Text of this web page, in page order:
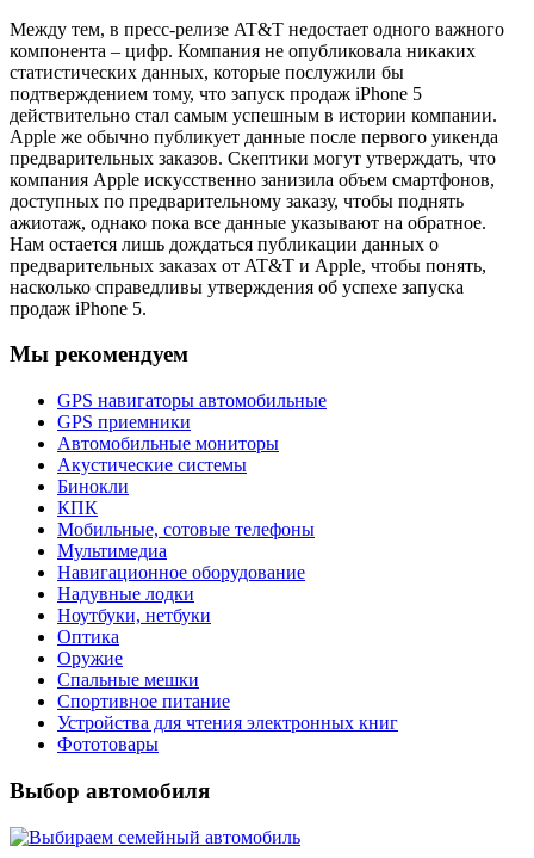
Между тем, в пресс-релизе AT&T недостает одного важного
компонента – цифр. Компания не опубликовала никаких
статистических данных, которые послужили бы
подтверждением тому, что запуск продаж iPhone 5
действительно стал самым успешным в истории компании.
Apple же обычно публикует данные после первого уикенда
предварительных заказов. Скептики могут утверждать, что
компания Apple искусственно занизила объем смартфонов,
доступных по предварительному заказу, чтобы поднять
ажиотаж, однако пока все данные указывают на обратное.
Нам остается лишь дождаться публикации данных о
предварительных заказах от AT&T и Apple, чтобы понять,
насколько справедливы утверждения об успехе запуска
продаж iPhone 5.
Мы рекомендуем
GPS навигаторы автомобильные
GPS приемники
Автомобильные мониторы
Акустические системы
Бинокли
КПК
Мобильные, сотовые телефоны
Мультимедиа
Навигационное оборудование
Надувные лодки
Ноутбуки, нетбуки
Оптика
Оружие
Спальные мешки
Спортивное питание
Устройства для чтения электронных книг
Фототовары
Выбор автомобиля